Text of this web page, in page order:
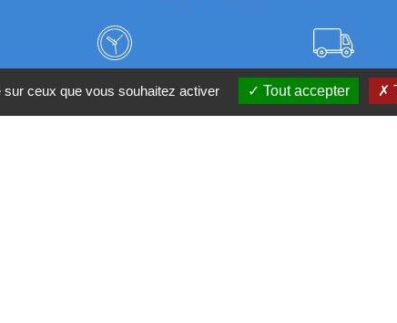
Frais de port à prix
ceux que vous souhaitez activer Tout accepter